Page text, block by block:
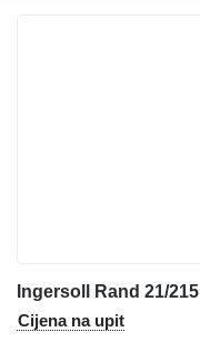
Ingersoll Rand 21/215
Cijena na upit